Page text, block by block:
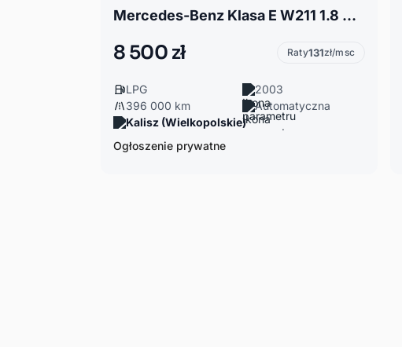
Mercedes-Benz Klasa E W211 1.8 Mercedes 2003r, 1.8b+lpg
8 500 zł Raty131zł/msc
LPG
2003
396 000 km
Automatyczna
Kalisz (Wielkopolskie)
Ogłoszenie prywatne